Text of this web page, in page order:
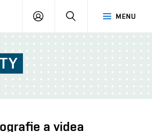
MENU
PŘIHLÁŠENÍ
a videa